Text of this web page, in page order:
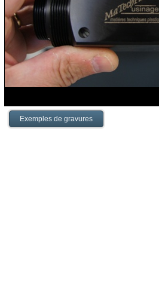
Exemples de gravures